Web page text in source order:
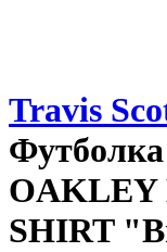
Travis
Футболка
OAKLEY
SHIRT